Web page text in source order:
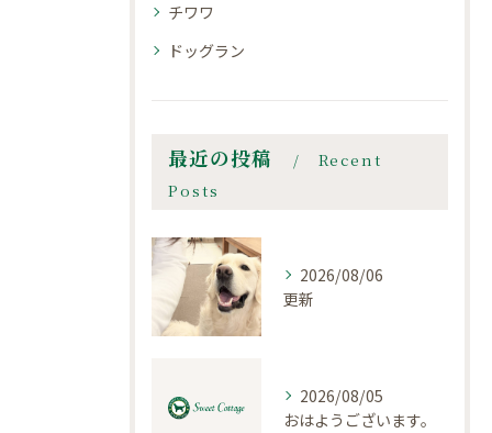
チワワ
ドッグラン
最近の投稿
Recent
Posts
2026/08/06
更新
2026/08/05
おはようございます。